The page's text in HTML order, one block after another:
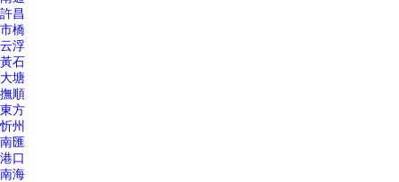
許昌
市橋
云浮
黃石
大塘
撫順
東方
忻州
南匯
港口
南海